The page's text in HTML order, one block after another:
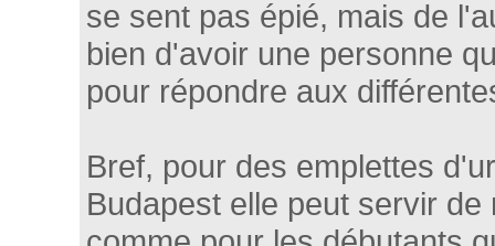
se sent pas épié, mais de
bien d'avoir une personne
pour répondre aux
Bref, pour des emplettes
Budapest elle peut servir de